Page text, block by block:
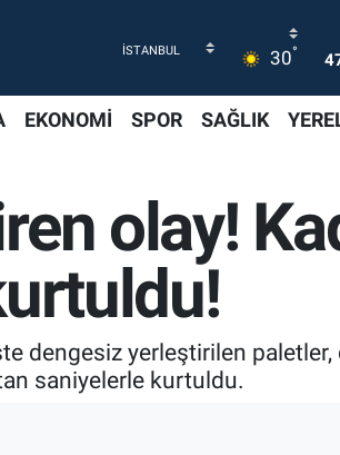
30°
EKONOMİ SPOR SAĞLIK
olay!
dengesiz yerleştirilen
saniyelerle kurtuldu.